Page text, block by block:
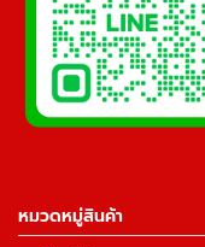
หมวดหมู่สินค้า